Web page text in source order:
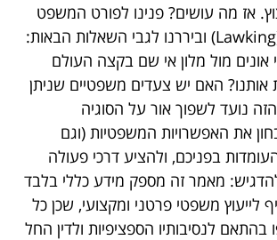
אז מה עושים? פנינו לפורט המשפט
" (Lawking) וביררנו לגבי השאלות הבאות:
מול מלון אי שם בקצה העולם
האם יש צעדים משפטיים שניתן
נועד לשפוך אור על הסוגיה
את האפשרויות המשפטיות (וגם
בפניכם, ולהציע דרכי פעולה
מאמר זה מספק מידע כללי בלבד
לייעוץ משפטי פרטני ומקצועי, שכן כל
בהתאם לנסיבותיו הספציפיות ולדין החל